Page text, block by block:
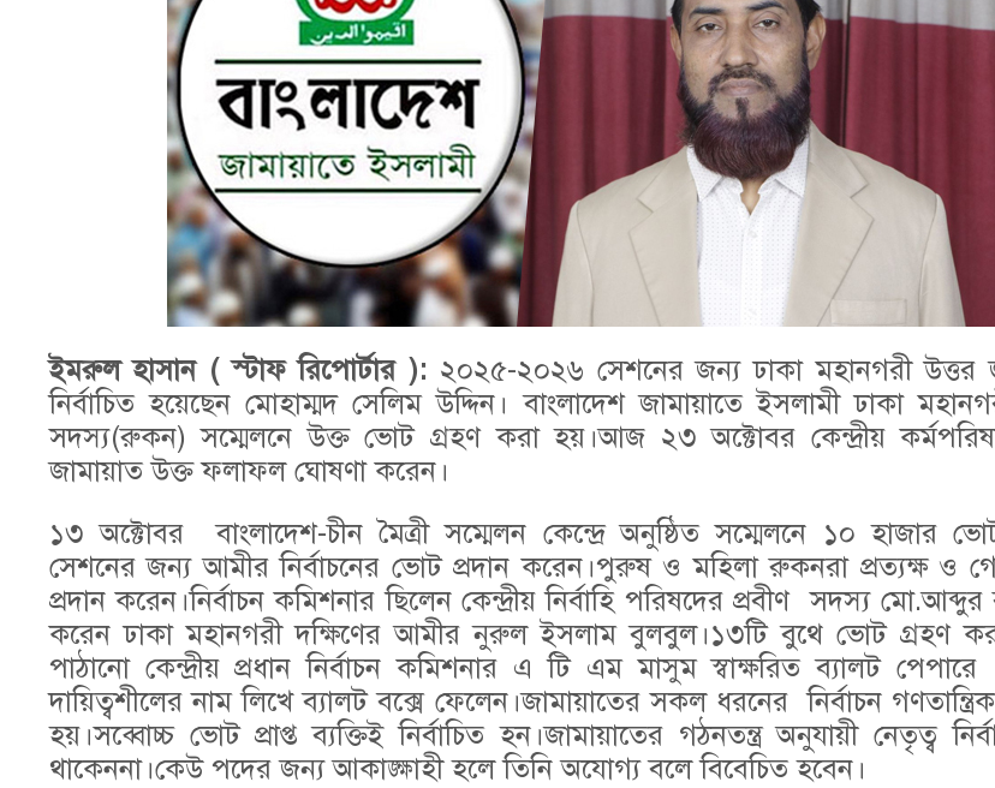
ইমরুল হাসান ( স্টাফ রিপোর্টার ): ২০২৫-২০২৬ সেশনের জন্য ঢাকা মহানগরী উত্তর
নির্বাচিত হয়েছেন মোহাম্মদ সেলিম উদ্দিন। বাংলাদেশ জামায়াতে ইসলামী ঢাকা
সদস্য(রুকন) সম্মেলনে উক্ত ভোট গ্রহণ করা হয়।আজ ২৩ অক্টোবর কেন্দ্রীয়
জামায়াত উক্ত ফলাফল ঘোষণা করেন।
১৩ অক্টোবর বাংলাদেশ-চীন মৈত্রী সম্মেলন কেন্দ্রে অনুষ্ঠিত সম্মেলনে ১০ হাজার
সেশনের জন্য আমীর নির্বাচনের ভোট প্রদান করেন।পুরুষ ও মহিলা রুকনরা প্রত্যক্ষ ও
প্রদান করেন।নির্বাচন কমিশনার ছিলেন কেন্দ্রীয় নির্বাহি পরিষদের প্রবীণ সদস্য
করেন ঢাকা মহানগরী দক্ষিণের আমীর নুরুল ইসলাম বুলবুল।১৩টি বুথে ভোট গ্রহণ
পাঠানো কেন্দ্রীয় প্রধান নির্বাচন কমিশনার এ টি এম মাসুম স্বাক্ষরিত ব্যালট
দায়িত্বশীলের নাম লিখে ব্যালট বক্সে ফেলেন।জামায়াতের সকল ধরনের নির্বাচন
হয়।সব্বোচ্চ ভোট প্রাপ্ত ব্যক্তিই নির্বাচিত হন।জামায়াতের গঠনতন্ত্র অনুযায়ী নেতৃত্ব
থাকেননা।কেউ পদের জন্য আকাঙ্ক্ষাহী হলে তিনি অযোগ্য বলে বিবেচিত হবেন।